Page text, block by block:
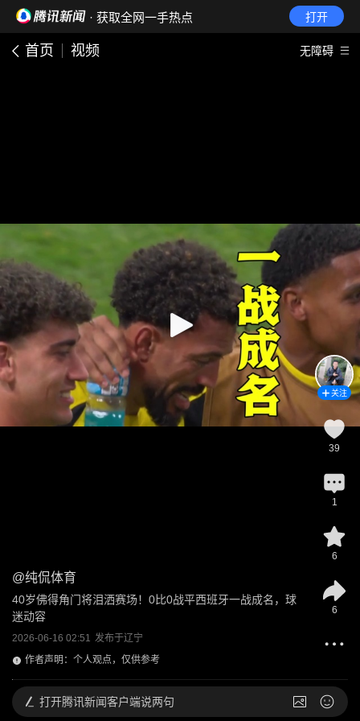
· 获取全网一手热点 打开
首页 视频 无障碍
@纯侃体育
40岁佛得角门将泪洒赛场！0比0战平西班牙一战成名，球
迷动容
2026-06-16 02:51 发布于辽宁
作者声明：个人观点，仅供参考
关注
39
1
6
6
打开腾讯新闻客户端说两句